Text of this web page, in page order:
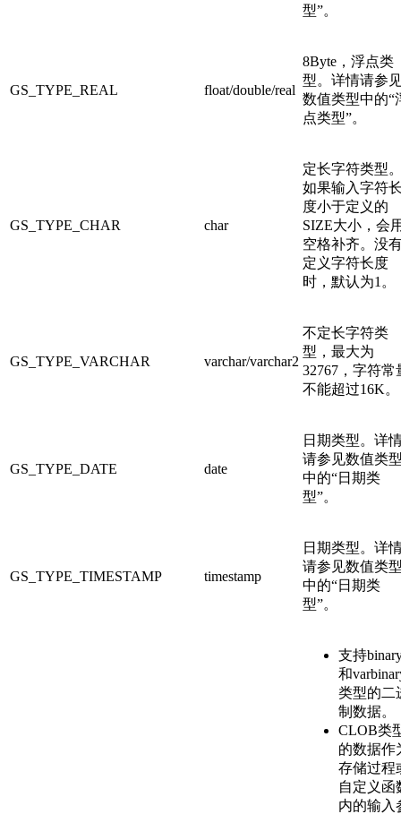
型”。
GS_TYPE_REAL float/double/real
8Byte，浮点类
型。详情请参
数值类型中的“
点类型”。
GS_TYPE_CHAR char
定长字符类型
如果输入字符
度小于定义的
SIZE大小，会
空格补齐。没
定义字符长度
时，默认为1。
GS_TYPE_VARCHAR varchar/varchar2
不定长字符类
型，最大为
32767，字符常
不能超过16K。
GS_TYPE_DATE date
日期类型。详
请参见数值类
中的“日期类
型”。
GS_TYPE_TIMESTAMP timestamp
日期类型。详
请参见数值类
中的“日期类
型”。
支持
和
类型的二
制数据。
CLOB类
的数据作
存储过程
自定义函
内的输入